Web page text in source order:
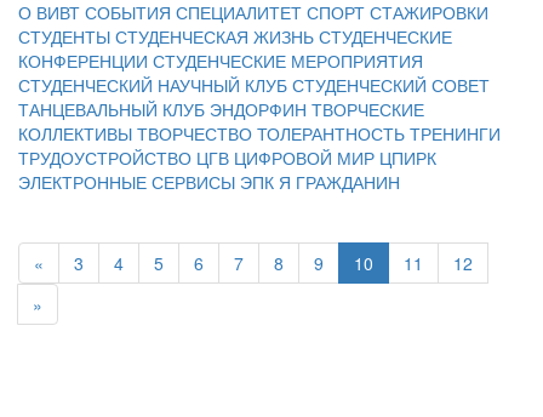
О ВИВТ СОБЫТИЯ СПЕЦИАЛИТЕТ СПОРТ СТАЖИРОВКИ
СТУДЕНТЫ СТУДЕНЧЕСКАЯ ЖИЗНЬ СТУДЕНЧЕСКИЕ
КОНФЕРЕНЦИИ СТУДЕНЧЕСКИЕ МЕРОПРИЯТИЯ
СТУДЕНЧЕСКИЙ НАУЧНЫЙ КЛУБ СТУДЕНЧЕСКИЙ СОВЕТ
ТАНЦЕВАЛЬНЫЙ КЛУБ ЭНДОРФИН ТВОРЧЕСКИЕ
КОЛЛЕКТИВЫ ТВОРЧЕСТВО ТОЛЕРАНТНОСТЬ ТРЕНИНГИ
ТРУДОУСТРОЙСТВО ЦГВ ЦИФРОВОЙ МИР ЦПИРК
ЭЛЕКТРОННЫЕ СЕРВИСЫ ЭПК Я ГРАЖДАНИН
« 3 4 5 6 7 8 9 10 11
12
»